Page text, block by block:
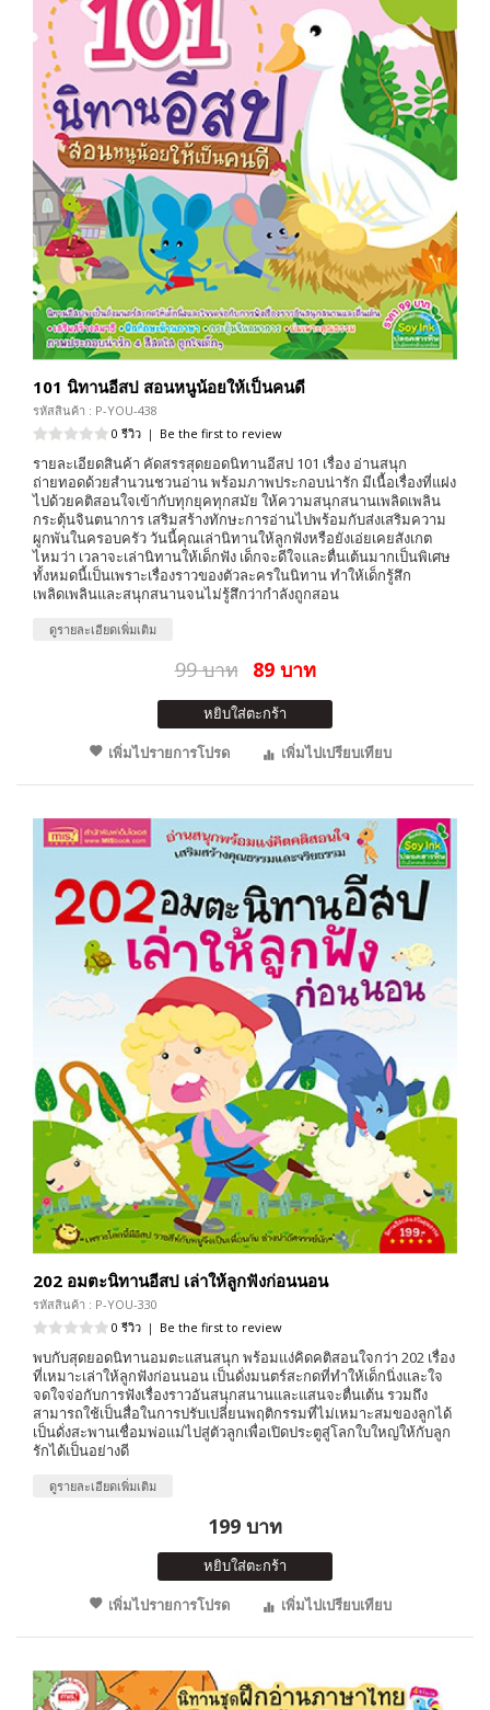
101 นิทานอีสป สอนหนูน้อยให้เป็นคนดี
รหัสสินค้า : P-YOU-438
0 รีวิว | Be the first to review
รายละเอียดสินค้า คัดสรรสุดยอดนิทานอีสป 101 เรื่อง อ่านสนุก
ถ่ายทอดด้วยสำนวนชวนอ่าน พร้อมภาพประกอบน่ารัก มีเนื้อเรื่องที่แฝง
ไปด้วยคติสอนใจเข้ากับทุกยุคทุกสมัย ให้ความสนุกสนานเพลิดเพลิน
กระตุ้นจินตนาการ เสริมสร้างทักษะการอ่านไปพร้อมกับส่งเสริมความ
ผูกพันในครอบครัว วันนี้คุณเล่านิทานให้ลูกฟังหรือยังเอ่ยเคยสังเกต
ไหมว่า เวลาจะเล่านิทานให้เด็กฟัง เด็กจะดีใจและตื่นเต้นมากเป็นพิเศษ
ทั้งหมดนี้เป็นเพราะเรื่องราวของตัวละครในนิทาน ทำให้เด็กรู้สึก
เพลิดเพลินและสนุกสนานจนไม่รู้สึกว่ากำลังถูกสอน
ดูรายละเอียดเพิ่มเติม
99 บาท 89 บาท
หยิบใส่ตะกร้า
เพิ่มไปรายการโปรด
เพิ่มไปเปรียบเทียบ
202 อมตะนิทานอีสป เล่าให้ลูกฟังก่อนนอน
รหัสสินค้า : P-YOU-330
0 รีวิว | Be the first to review
พบกับสุดยอดนิทานอมตะแสนสนุก พร้อมแง่คิดคติสอนใจกว่า 202 เรื่อง
ที่เหมาะเล่าให้ลูกฟังก่อนนอน เป็นดั่งมนตร์สะกดที่ทำให้เด็กนิ่งและใจ
จดใจจ่อกับการฟังเรื่องราวอันสนุกสนานและแสนจะตื่นเต้น รวมถึง
สามารถใช้เป็นสื่อในการปรับเปลี่ยนพฤติกรรมที่ไม่เหมาะสมของลูกได้
เป็นดั่งสะพานเชื่อมพ่อแม่ไปสู่ตัวลูกเพื่อเปิดประตูสู่โลกใบใหญ่ให้กับลูก
รักได้เป็นอย่างดี
ดูรายละเอียดเพิ่มเติม
199 บาท
หยิบใส่ตะกร้า
เพิ่มไปรายการโปรด
เพิ่มไปเปรียบเทียบ